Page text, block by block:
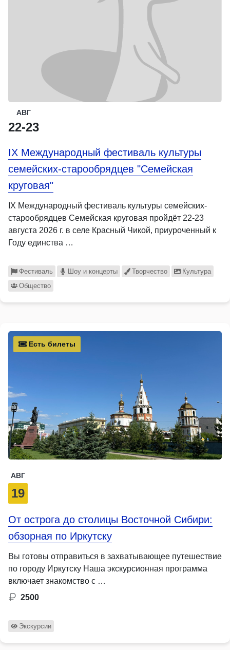
АВГ
22-23
IX Международный фестиваль культуры
семейских-старообрядцев "Семейская
круговая"
IX Международный фестиваль культуры семейских-
старообрядцев Семейская круговая пройдёт 22-23
августа 2026 г. в селе Красный Чикой, приуроченный к
Году единства …
Фестиваль Шоу и концерты Творчество
Культура
Общество
Есть билеты
АВГ
19
От острога до столицы Восточной Сибири:
обзорная по Иркутску
Вы готовы отправиться в захватывающее путешествие
по городу Иркутску Наша экскурсионная программа
включает знакомство с …
2500
Экскурсии